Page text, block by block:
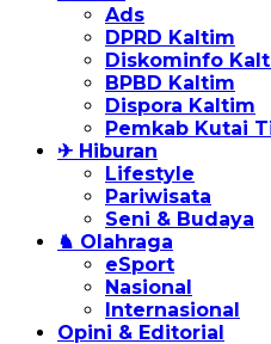
Ads
DPRD Kaltim
Diskominfo
BPBD Kaltim
Dispora Kaltim
Pemkab Kutai
✈ Hiburan
Lifestyle
Pariwisata
Seni & Budaya
♞ Olahraga
eSport
Nasional
Internasional
Opini & Editorial